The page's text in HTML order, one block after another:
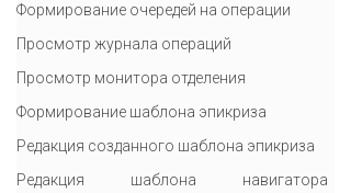
Формирование очередей на операции
Просмотр журнала операций
Просмотр монитора отделения
Формирование шаблона эпикриза
Редакция созданного шаблона эпикриза
Редакция шаблона навигатора